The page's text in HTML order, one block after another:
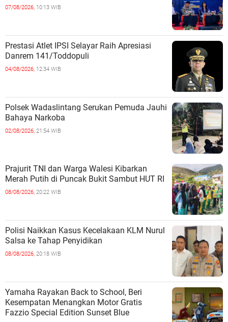
07/08/2026, 10:13 WIB
Prestasi Atlet IPSI Selayar Raih Apresiasi
Danrem 141/Toddopuli
04/08/2026, 12:34 WIB
Polsek Wadaslintang Serukan Pemuda Jauhi
Bahaya Narkoba
02/08/2026, 21:54 WIB
Prajurit TNI dan Warga Walesi Kibarkan
Merah Putih di Puncak Bukit Sambut HUT RI
08/08/2026, 20:22 WIB
Polisi Naikkan Kasus Kecelakaan KLM Nurul
Salsa ke Tahap Penyidikan
08/08/2026, 20:18 WIB
Yamaha Rayakan Back to School, Beri
Kesempatan Menangkan Motor Gratis
Fazzio Special Edition Sunset Blue